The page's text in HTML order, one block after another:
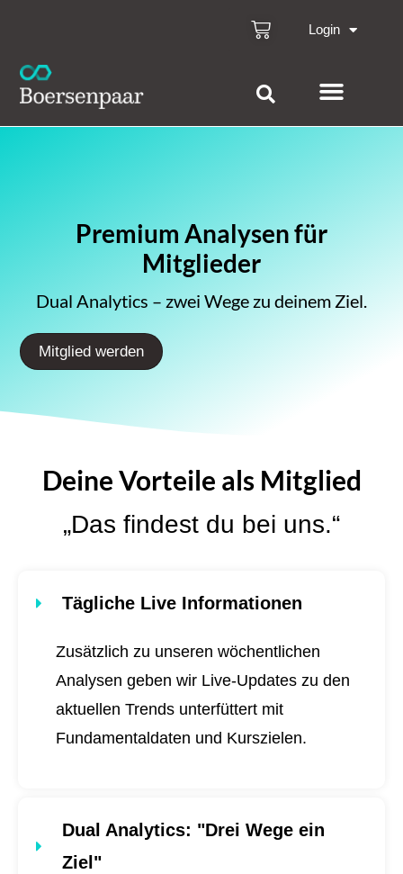
Login
Premium Analysen für
Mitglieder
Dual Analytics – zwei Wege zu deinem Ziel.
Mitglied werden
Deine Vorteile als Mitglied
„Das findest du bei uns.“
Tägliche Live Informationen
Zusätzlich zu unseren wöchentlichen
Analysen geben wir Live-Updates zu den
aktuellen Trends unterfüttert mit
Fundamentaldaten und Kurszielen.
Dual Analytics: "Drei Wege ein
Ziel"